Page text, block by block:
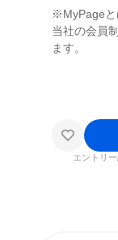
※MyPageと
当社の会員
ます。
エントリ